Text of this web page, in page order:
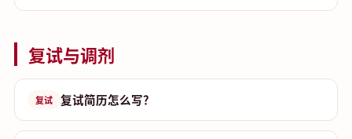
复试与调剂
复试 复试简历怎么写？